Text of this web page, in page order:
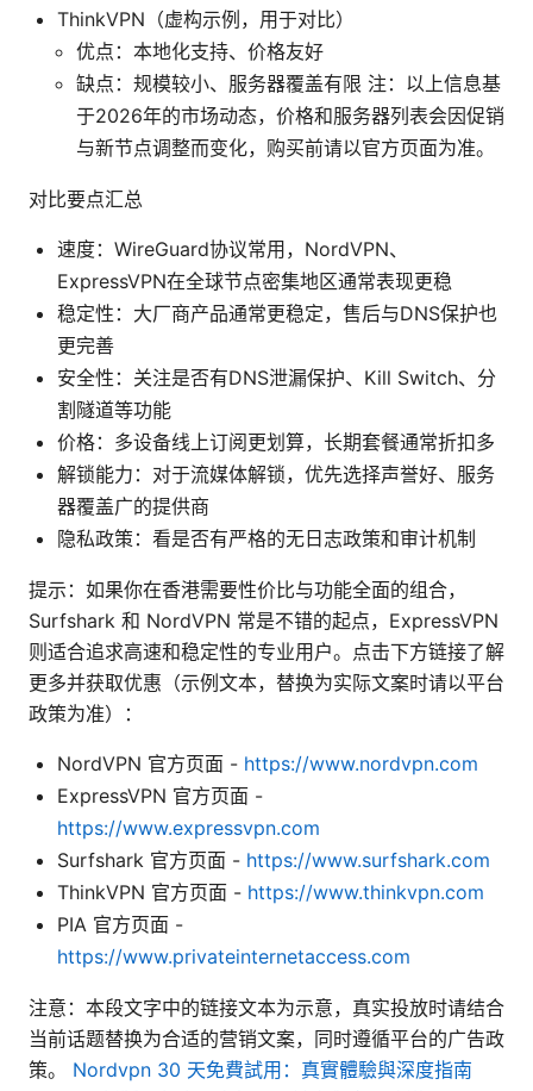
ThinkVPN（虚构示例，用于对比）
优点：本地化支持、价格友好
缺点：规模较小、服务器覆盖有限 注：以上信息基
于2026年的市场动态，价格和服务器列表会因促销
与新节点调整而变化，购买前请以官方页面为准。
对比要点汇总
速度：WireGuard协议常用，NordVPN、
ExpressVPN在全球节点密集地区通常表现更稳
稳定性：大厂商产品通常更稳定，售后与DNS保护也
更完善
安全性：关注是否有DNS泄漏保护、Kill Switch、分
割隧道等功能
价格：多设备线上订阅更划算，长期套餐通常折扣多
解锁能力：对于流媒体解锁，优先选择声誉好、服务
器覆盖广的提供商
隐私政策：看是否有严格的无日志政策和审计机制
提示：如果你在香港需要性价比与功能全面的组合，
Surfshark 和 NordVPN 常是不错的起点，ExpressVPN
则适合追求高速和稳定性的专业用户。点击下方链接了解
更多并获取优惠（示例文本，替换为实际文案时请以平台
政策为准）：
NordVPN 官方页面 - https://www.nordvpn.com
ExpressVPN 官方页面 -
https://www.expressvpn.com
Surfshark 官方页面 - https://www.surfshark.com
ThinkVPN 官方页面 - https://www.thinkvpn.com
PIA 官方页面 -
https://www.privateinternetaccess.com
注意：本段文字中的链接文本为示意，真实投放时请结合
当前话题替换为合适的营销文案，同时遵循平台的广告政
策。 Nordvpn 30 天免費試用：真實體驗與深度指南